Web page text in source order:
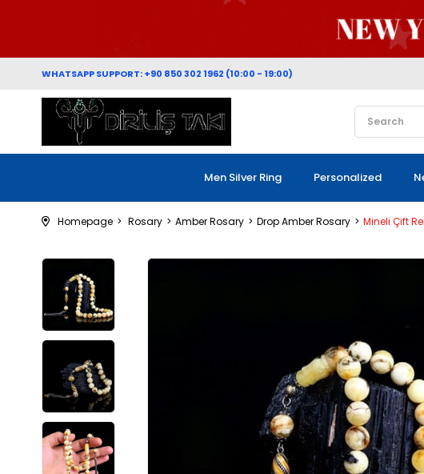
WHATSAPP SUPPORT: +90 850 302 1962 (10:00 - 19:00)
Men Silver Ring Personalized
Homepage Rosary Amber Rosary Drop Amber Rosary Mineli Çift